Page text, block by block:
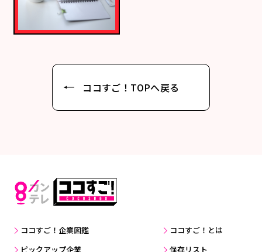
ココすご！TOPへ戻る
ココすご！企業図鑑
ココすご！とは
ピックアップ企業
保存リスト